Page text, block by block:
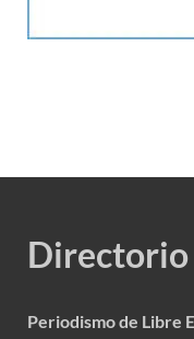
Directorio
Periodismo de Libre